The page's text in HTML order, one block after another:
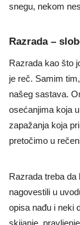
snegu, nekom
Razrada –
Razrada kao što
je reč. Samim
našeg sastava.
osećanjima koja
zapažanja koja
pretočimo u
Razrada treba
nagovestili u
opisa nađu i neki